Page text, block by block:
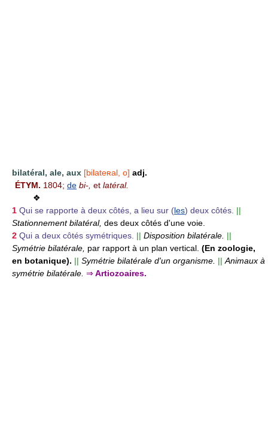
bilatéral, ale, aux [bilateʀal, o] adj.
ÉTYM. 1804; de bi-, et latéral.
❖
1 Qui se rapporte à deux côtés, a lieu sur (les) deux côtés. ||
Stationnement bilatéral, des deux côtés d'une voie.
2 Qui a deux côtés symétriques. || Disposition bilatérale. ||
Symétrie bilatérale, par rapport à un plan vertical. (En zoologie,
en botanique). || Symétrie bilatérale d'un organisme. || Animaux à
symétrie bilatérale. ⇒ Artiozoaires.